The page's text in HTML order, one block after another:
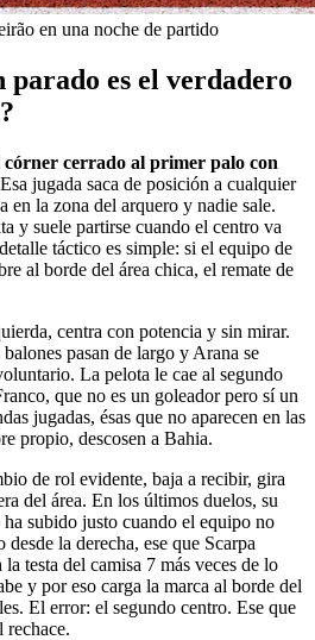
en una noche de partido
parado es el verdadero
córner cerrado al primer palo con
Esa jugada saca de posición a cualquier
en la zona del arquero y nadie sale.
y suele partirse cuando el centro va
táctico es simple: si el equipo de
al borde del área chica, el remate de
centra con potencia y sin mirar.
pasan de largo y Arana se
La pelota le cae al segundo
que no es un goleador pero sí un
jugadas, ésas que no aparecen en las
propio, descosen a Bahia.
de rol evidente, baja a recibir, gira
del área. En los últimos duelos, su
subido justo cuando el equipo no
la derecha, ese que Scarpa
testa del camisa 7 más veces de lo
y por eso carga la marca al borde del
El error: el segundo centro. Ese que
rechace.